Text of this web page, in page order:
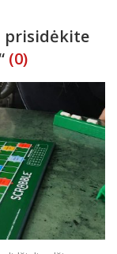
prisidėkite
(0)